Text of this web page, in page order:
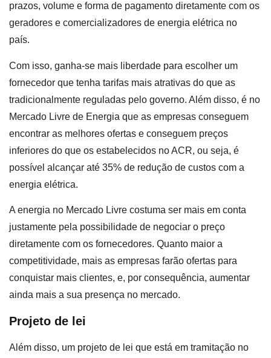
prazos, volume e forma de pagamento diretamente com os
geradores e comercializadores de energia elétrica no
país.
Com isso, ganha-se mais liberdade para escolher um
fornecedor que tenha tarifas mais atrativas do que as
tradicionalmente reguladas pelo governo. Além disso, é no
Mercado Livre de Energia que as empresas conseguem
encontrar as melhores ofertas e conseguem preços
inferiores do que os estabelecidos no ACR, ou seja, é
possível alcançar até 35% de redução de custos com a
energia elétrica.
A energia no Mercado Livre costuma ser mais em conta
justamente pela possibilidade de negociar o preço
diretamente com os fornecedores. Quanto maior a
competitividade, mais as empresas farão ofertas para
conquistar mais clientes, e, por consequência, aumentar
ainda mais a sua presença no mercado.
Projeto de lei
Além disso, um projeto de lei que está em tramitação no